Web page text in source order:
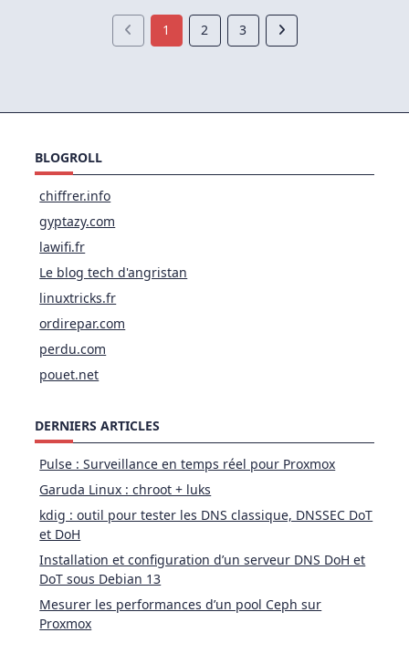
1 2 3
BLOGROLL
chiffrer.info
gyptazy.com
lawifi.fr
Le blog tech d'angristan
linuxtricks.fr
ordirepar.com
perdu.com
pouet.net
DERNIERS ARTICLES
Pulse : Surveillance en temps réel pour Proxmox
Garuda Linux : chroot + luks
kdig : outil pour tester les DNS classique, DNSSEC DoT
et DoH
Installation et configuration d’un serveur DNS DoH et
DoT sous Debian 13
Mesurer les performances d’un pool Ceph sur
Proxmox